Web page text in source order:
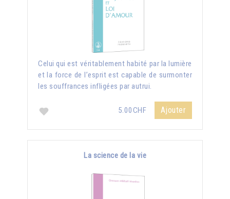
Celui qui est véritablement habité par la lumière
et la force de l’esprit est capable de surmonter
les souffrances infligées par autrui.
5.00CHF Ajouter
La science de la vie